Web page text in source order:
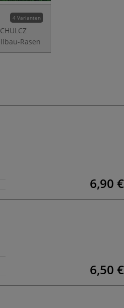
4 Varianten
Rasen
6,90 €
6,50 €